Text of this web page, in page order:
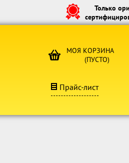
Только
МОЯ КОРЗИНА
(ПУСТО)
Прайс-лист